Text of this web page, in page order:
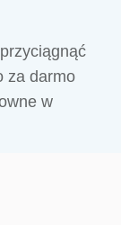
za darmo
w